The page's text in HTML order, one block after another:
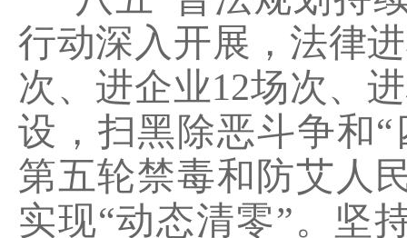
行动深入开展，法律
次、进企业12场次、
设，扫黑除恶斗争和
第五轮禁毒和防艾人
实现“动态清零”。坚